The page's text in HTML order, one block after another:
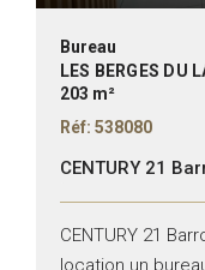
Bureau
LES BERGES DU
203 m²
Réf: 538080
CENTURY 21
CENTURY 21
location un